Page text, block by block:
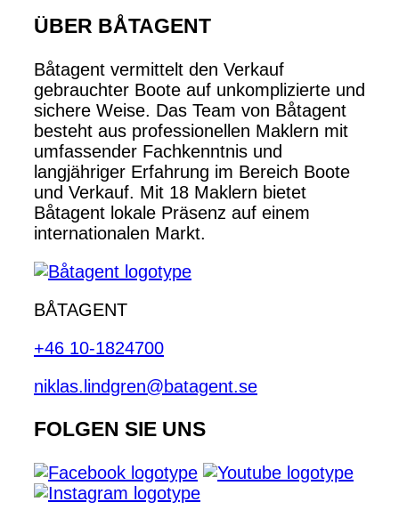
ÜBER BÅTAGENT
Båtagent vermittelt den Verkauf
gebrauchter Boote auf unkomplizierte und
sichere Weise. Das Team von Båtagent
besteht aus professionellen Maklern mit
umfassender Fachkenntnis und
langjähriger Erfahrung im Bereich Boote
und Verkauf. Mit 18 Maklern bietet
Båtagent lokale Präsenz auf einem
internationalen Markt.
BÅTAGENT
+46 10-1824700
niklas.lindgren@batagent.se
FOLGEN SIE UNS